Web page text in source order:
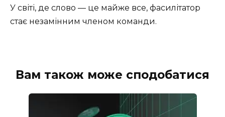
У світі, де слово — це майже все, фасилітатор
стає незамінним членом команди.
Вам також може сподобатися